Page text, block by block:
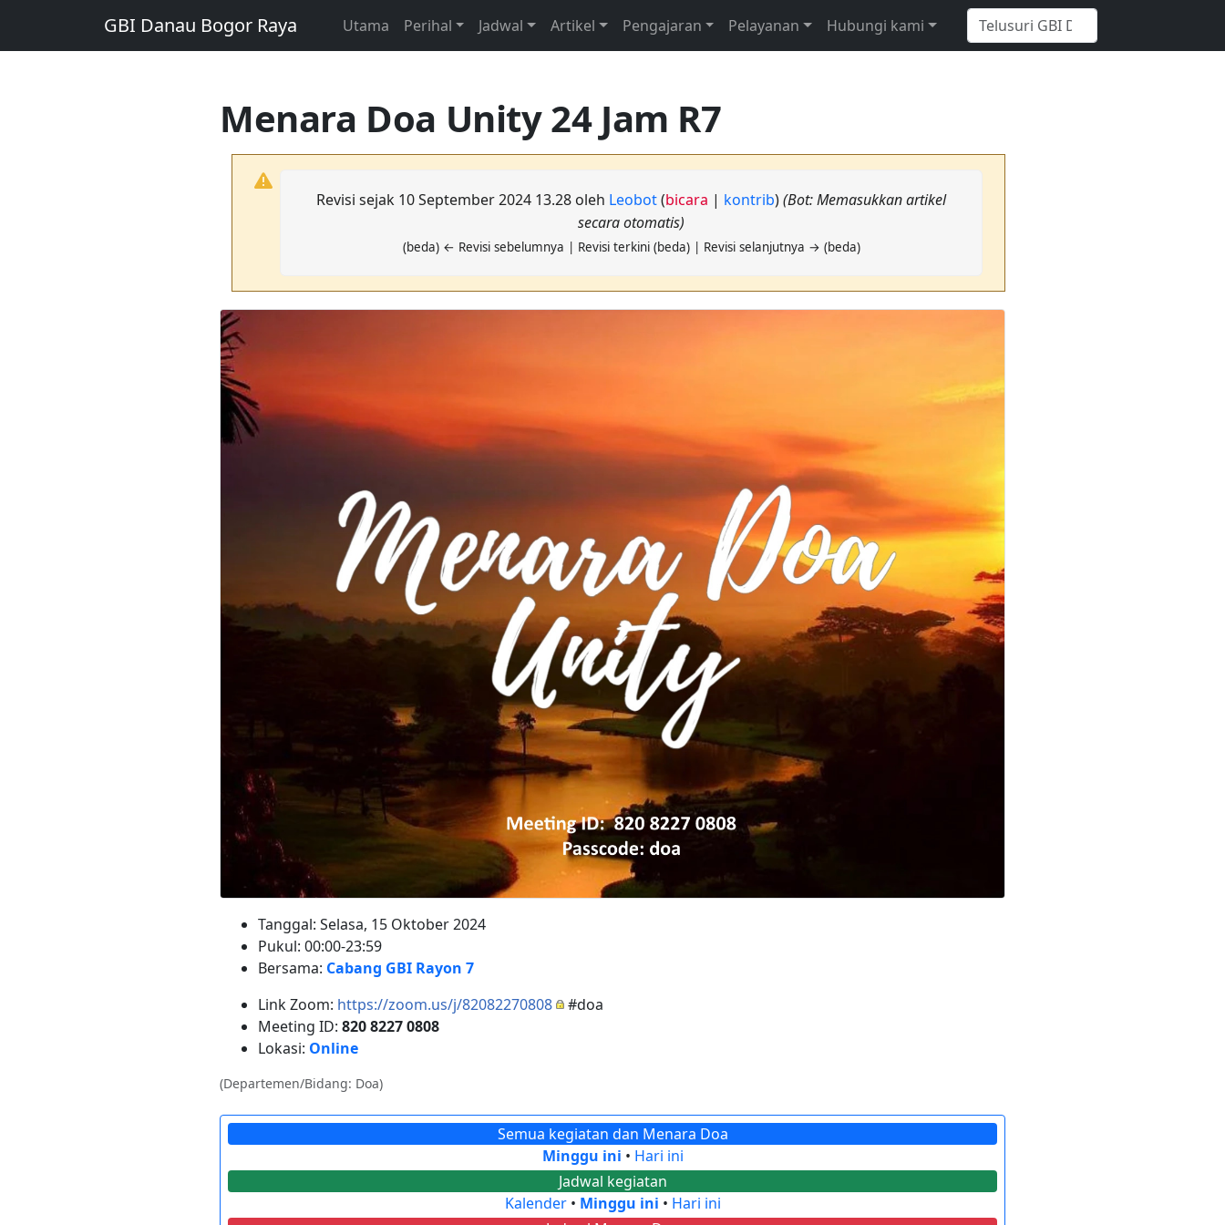
GBI Danau Bogor Raya Utama Perihal Jadwal Artikel Pengajaran Pelayanan Hubungi kami
Menara Doa Unity 24 Jam R7
Revisi sejak 10 September 2024 13.28 oleh Leobot(bicara | kontrib)(Bot: Memasukkan artikel
secara otomatis)
(beda) ← Revisi sebelumnya | Revisi terkini (beda) | Revisi selanjutnya → (beda)
Tanggal: Selasa, 15 Oktober 2024
Pukul: 00:00-23:59
Bersama: Cabang GBI Rayon 7
Link Zoom: https://zoom.us/j/82082270808 #doa
Meeting ID: 820 8227 0808
Lokasi: Online
(Departemen/Bidang: Doa)
Semua kegiatan dan Menara Doa
Minggu ini • Hari ini
Jadwal kegiatan
Kalender• Minggu ini • Hari ini